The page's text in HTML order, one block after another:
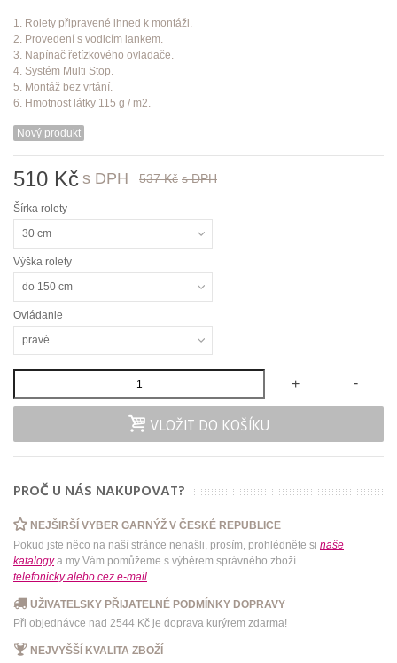
1. Rolety připravené ihned k montáži.
2. Provedení s vodicím lankem.
3. Napínač řetízkového ovladače.
4. Systém Multi Stop.
5. Montáž bez vrtání.
6. Hmotnost látky 115 g / m2.
Nový produkt
510 Kč s DPH 537 Kč s DPH
Šírka rolety
30 cm
Výška rolety
do 150 cm
Ovládanie
pravé
-
+
VLOŽIT DO KOŠÍKU
PROČ U NÁS NAKUPOVAT?
NEJŠIRŠÍ VYBER GARNÝŽ V ČESKÉ REPUBLICE
Pokud jste něco na naší stránce nenašli, prosím, prohlédněte si naše
katalogy a my Vám pomůžeme s výběrem správného zboží
telefonicky alebo cez e-mail
UŽIVATELSKY PŘIJATELNÉ PODMÍNKY DOPRAVY
Při objednávce nad 2544 Kč je doprava kurýrem zdarma!
NEJVYŠŠÍ KVALITA ZBOŽÍ